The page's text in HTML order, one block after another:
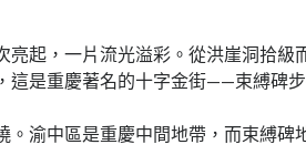
亮起，一片流光溢彩。從洪崖洞拾級
這是重慶著名的十字金街——束縛碑步
。渝中區是重慶中間地帶，而束縛碑